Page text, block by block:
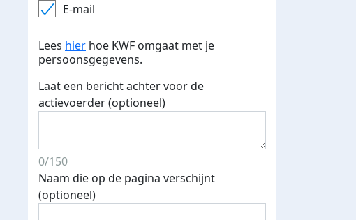
E-mail
Lees hier hoe KWF omgaat met je
persoonsgegevens.
Laat een bericht achter voor de
actievoerder (optioneel)
0/150
Naam die op de pagina verschijnt
(optioneel)